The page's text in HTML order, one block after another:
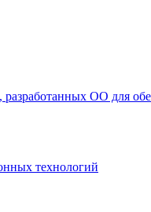
ОО для
технологий